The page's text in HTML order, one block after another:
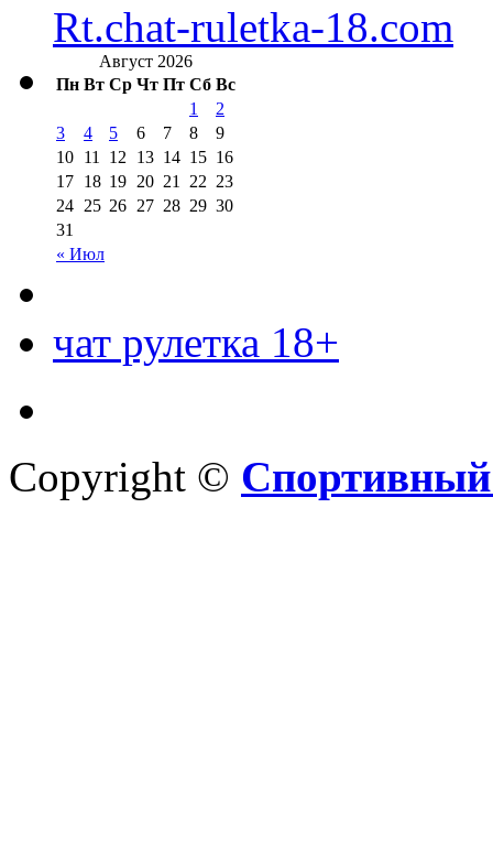
Rt.chat-ruletka-18.com
Август 2026
Пн Вт Ср Чт Пт Сб Вс
« Июл
1
2
3
4 5 6 7 8
9
10 11 12 13 14 15 16
17 18 19 20 21 22 23
24 25 26 27 28 29 30
31
чат рулетка 18+
Copyright © Спортивный